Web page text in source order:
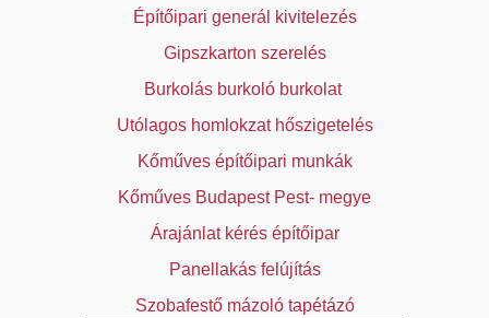
Építőipari generál kivitelezés
Gipszkarton szerelés
Burkolás burkoló burkolat
Utólagos homlokzat hőszigetelés
Kőműves építőipari munkák
Kőműves Budapest Pest- megye
Árajánlat kérés építőipar
Panellakás felújítás
Szobafestő mázoló tapétázó